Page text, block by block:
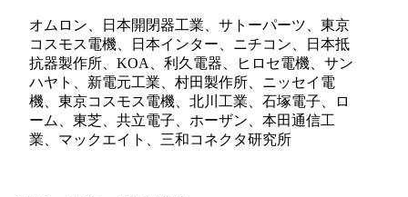
オムロン、日本開閉器工業、サトーパーツ、東京
コスモス電機、日本インター、ニチコン、日本抵
抗器製作所、KOA、利久電器、ヒロセ電機、サン
ハヤト、新電元工業、村田製作所、ニッセイ電
機、東京コスモス電機、北川工業、石塚電子、ロ
ーム、東芝、共立電子、ホーザン、本田通信工
業、マックエイト、三和コネクタ研究所